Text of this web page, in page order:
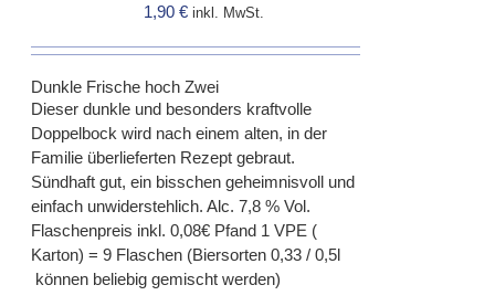
1,90€ inkl. MwSt.
Dunkle Frische hoch Zwei
Dieser dunkle und besonders kraftvolle
Doppelbock wird nach einem alten, in der
Familie überlieferten Rezept gebraut.
Sündhaft gut, ein bisschen geheimnisvoll und
einfach unwiderstehlich. Alc. 7,8 % Vol.
Flaschenpreis inkl. 0,08€ Pfand 1 VPE (
Karton) = 9 Flaschen (Biersorten 0,33 / 0,5l
können beliebig gemischt werden)